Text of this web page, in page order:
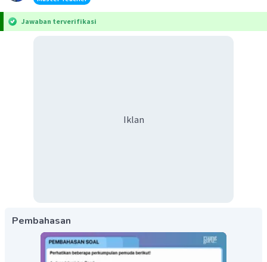
Jawaban terverifikasi
Iklan
Pembahasan